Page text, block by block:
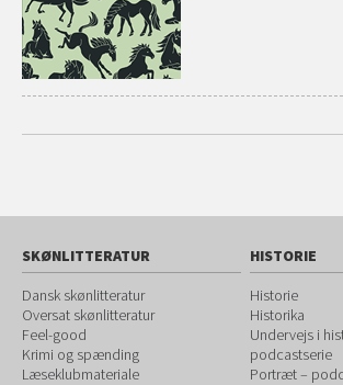
SKØNLITTERATUR
Dansk skønlitteratur
Oversat skønlitteratur
Feel-good
Krimi og spænding
Læseklubmateriale
HISTORIE
Historie
Historika
Undervejs i
podcastserie
Portræt –